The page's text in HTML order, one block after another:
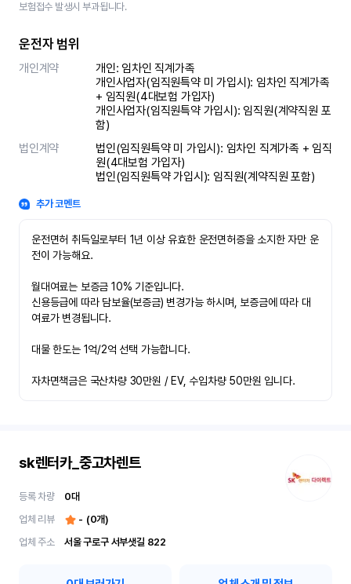
보험접수 발생시 부과됩니다.
운전자 범위
개인계약
개인: 임차인 직계가족
개인사업자(임직원특약 미 가입시): 임차인 직계가족
+ 임직원(4대보험 가입자)
개인사업자(임직원특약 가입시): 임직원(계약직원 포
함)
법인계약
법인(임직원특약 미 가입시): 임차인 직계가족 + 임직
원(4대보험 가입자)
법인(임직원특약 가입시): 임직원(계약직원 포함)
추가 코멘트
운전면허 취득일로부터 1년 이상 유효한 운전면허증을 소지한 자만 운
전이 가능해요.
월대여료는 보증금 10% 기준입니다.
신용등급에 따라 담보율(보증금) 변경가능 하시며, 보증금에 따라 대
여료가 변경됩니다.
대물 한도는 1억/2억 선택 가능합니다.
자차면책금은 국산차량 30만원 / EV, 수입차량 50만원 입니다.
sk렌터카_중고차렌트
등록 차량 0대
업체 리뷰
- (0개)
업체 주소
서울 구로구 서부샛길 822